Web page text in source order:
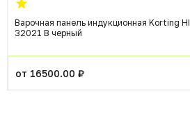
Варочная панель индукционная Korting HI
32021 B черный
от 16500.00 ₽